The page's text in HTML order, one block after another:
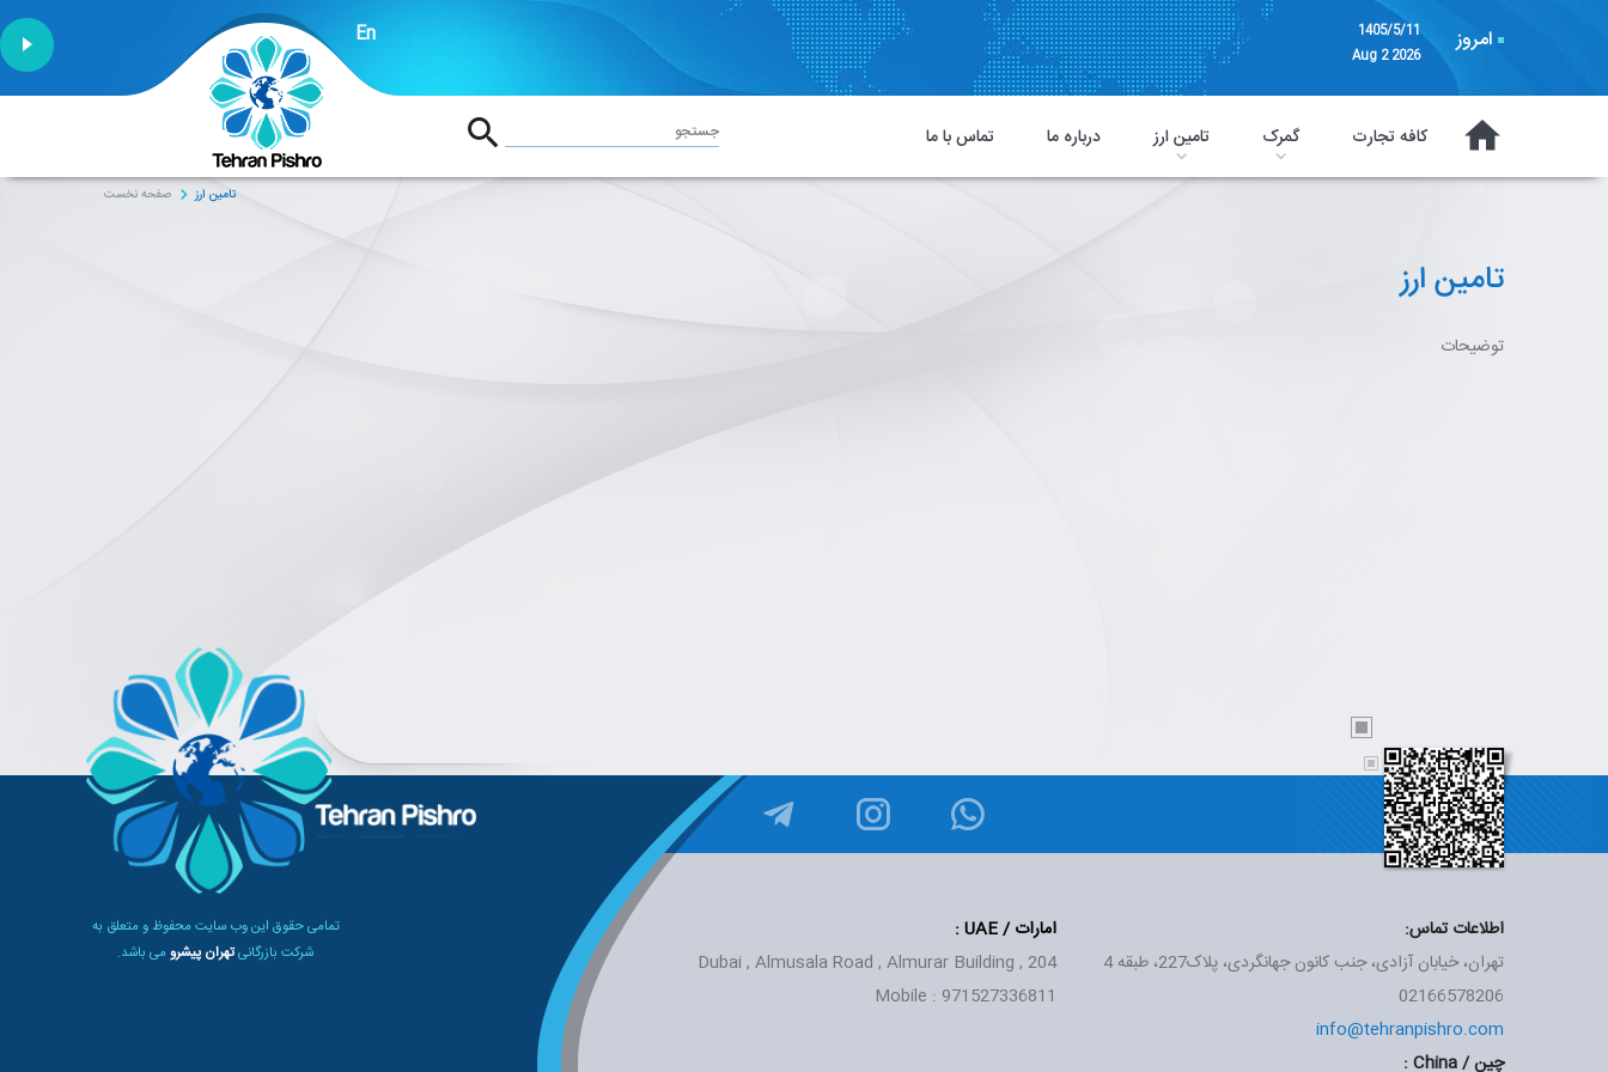
امروز
1405/5/11
Aug 2 2026
En
کافه تجارت گمرک تامین ارز درباره ما تماس با ما جستجو
صفحه نخست تامین ارز
تامین ارز
توضیحات
1:53
اطلاعات تماس:
تهران، خیابان آزادی، جنب کانون جهانگردی، پلاک227، طبقه 4
02166578206
info@tehranpishro.com
چین / China :
امارات / UAE
:
Dubai , Almusala Road , Almurar Building , 204
Mobile : 971527336811
تمامی حقوق این وب سایت محفوظ و متعلق به
شرکت بازرگانیتهران پیشرومی باشد.